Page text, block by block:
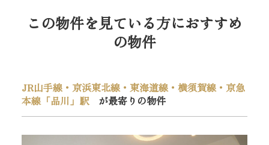
この物件を見ている方におすすめ
の物件
JR山手線・京浜東北線・東海道線・横須賀線・京急
本線「品川」駅 が最寄りの物件